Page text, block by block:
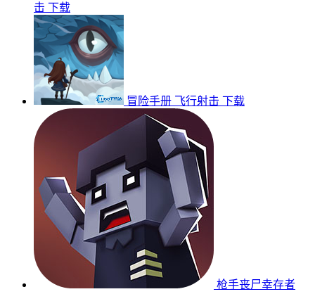
击 下载
冒险手册 飞行射击 下载
枪手丧尸幸存者